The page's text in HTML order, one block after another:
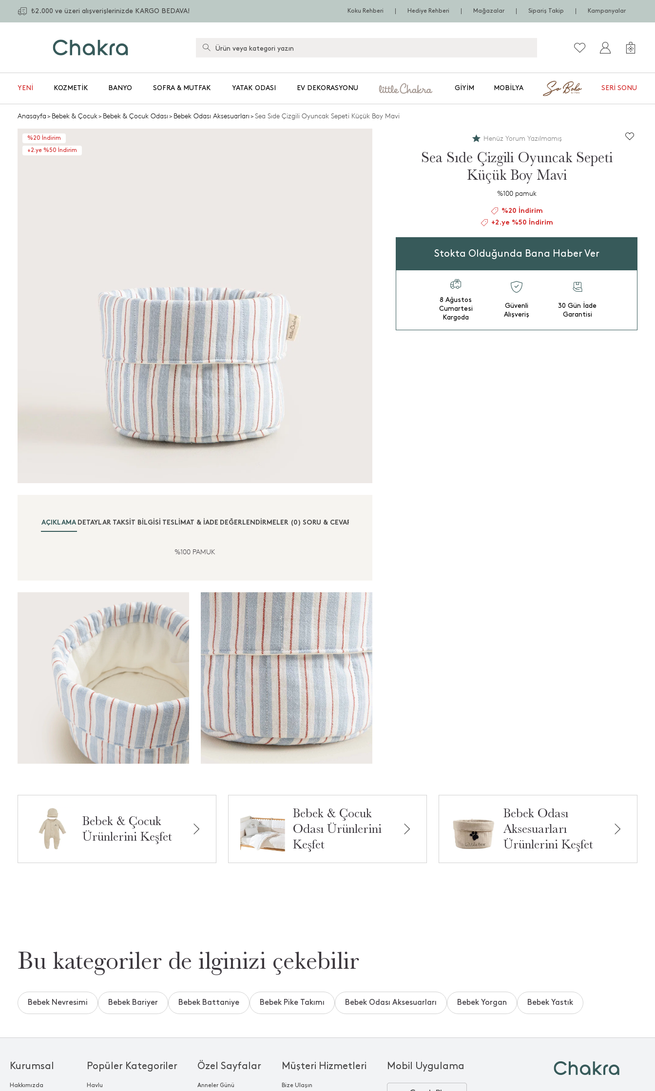
₺2.000 ve üzeri alışverişlerinizde KARGO BEDAVA! Koku Rehberi Hediye Rehberi Mağazalar Sipariş Takip Kampanyalar
YENİ KOZMETIK BANYO SOFRA & MUTFAK YATAK ODASI EV DEKORASYONU GIYIM MOBILYA SERI SONU
Anasayfa>Bebek & Çocuk>Bebek & Çocuk Odası>Bebek Odası Aksesuarları>Sea Sıde Çizgili Oyuncak Sepeti Küçük Boy Mavi
%20 İndirim
+2.ye %50 İndirim
AÇIKLAMA DETAYLAR TAKSIT BILGISI TESLIMAT & İADE DEĞERLENDİRMELER (0) SORU & CEVAP (0)
%100 PAMUK
Henüz Yorum Yazılmamış
Sea Sıde Çizgili Oyuncak Sepeti
Küçük Boy Mavi
%100 pamuk
%20 İndirim
+2.ye %50 İndirim
Stokta Olduğunda Bana Haber Ver
8 Ağustos
Cumartesi
Kargoda
Güvenli
Alışveriş
30 Gün İade
Garantisi
Bebek & Çocuk
Ürünlerini Keşfet
Bebek & Çocuk
Odası Ürünlerini
Keşfet
Bebek Odası
Aksesuarları
Ürünlerini Keşfet
Bu kategoriler de ilginizi çekebilir
Bebek Nevresimi Bebek Bariyer Bebek Battaniye Bebek Pike Takımı Bebek Odası Aksesuarları Bebek Yorgan Bebek Yastık
Popüler Kategoriler
Havlu
Özel Sayfalar
Anneler Günü
Kurumsal
Hakkımızda
Müşteri Hizmetleri
Bize Ulaşın
Mobil Uygulama